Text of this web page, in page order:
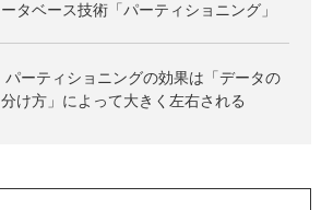
ータベース技術「パーティショニング」
パーティショニングの効果は「データの
分け方」によって大きく左右される